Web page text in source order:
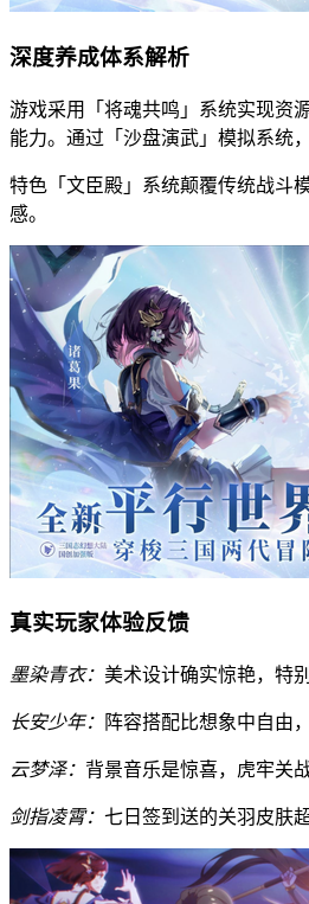
深度养成体系解析
游戏采用「将魂共鸣」系统实现资
能力。通过「沙盘演武」模拟系统
特色「文臣殿」系统颠覆传统战斗
感。
真实玩家体验反馈
墨染青衣： 美术设计确实惊艳，特
长安少年： 阵容搭配比想象中自由
云梦泽： 背景音乐是惊喜，虎牢关
剑指凌霄： 七日签到送的关羽皮肤